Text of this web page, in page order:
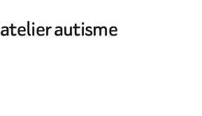
atelier autisme